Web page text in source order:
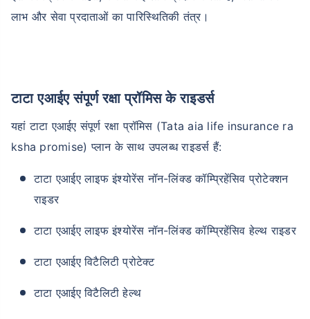
लाभ और सेवा प्रदाताओं का पारिस्थितिकी तंत्र।
टाटा एआईए संपूर्ण रक्षा प्रॉमिस के राइडर्स
यहां टाटा एआईए संपूर्ण रक्षा प्रॉमिस (Tata aia life insurance ra
ksha promise) प्लान के साथ उपलब्ध राइडर्स हैं:
टाटा एआईए लाइफ इंश्योरेंस नॉन-लिंक्ड कॉम्प्रिहेंसिव प्रोटेक्शन
राइडर
टाटा एआईए लाइफ इंश्योरेंस नॉन-लिंक्ड कॉम्प्रिहेंसिव हेल्थ राइडर
टाटा एआईए विटैलिटी प्रोटेक्ट
टाटा एआईए विटैलिटी हेल्थ